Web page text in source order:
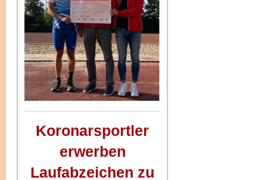
Koronarsportler
erwerben
Laufabzeichen zu